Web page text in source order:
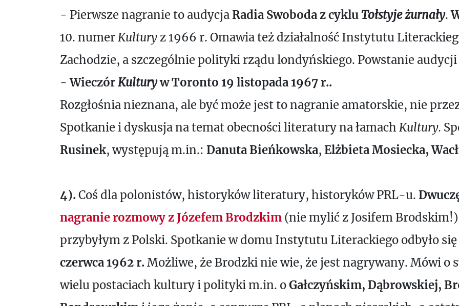
- Pierwsze nagranie to audycjaRadia Swoboda z cyklu Tołstyje żurnały.
10. numerKulturyz 1966 r. Omawia też działalność Instytutu
Zachodzie, a szczególnie polityki rządu londyńskiego. Powstanie
-WieczórKulturyw Toronto 19 listopada 1967 r..
Rozgłośnia nieznana, ale być może jest to nagranie amatorskie, nie
Spotkanie i dyskusja na temat obecności literatury na łamach Kultury.
Rusinek, występują m.in.: Danuta Bieńkowska, Elżbieta Mosiecka,
4). Coś dla polonistów, historyków literatury, historyków PRL-u.
nagranie rozmowy z Józefem Brodzkim (nie mylić z Josifem
przybyłym z Polski. Spotkanie w domu Instytutu Literackiego odbyło
czerwca 1962 r. Możliwe, że Brodzki nie wie, że jest nagrywany. Mówi o
wielu postaciach kultury i polityki m.in. oGałczyńskim, Dąbrowskiej,